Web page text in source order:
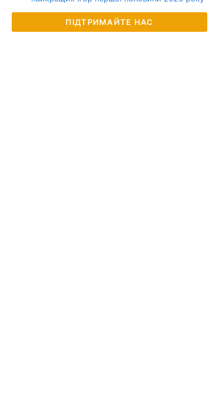
ПІДТРИМАЙТЕ НАС